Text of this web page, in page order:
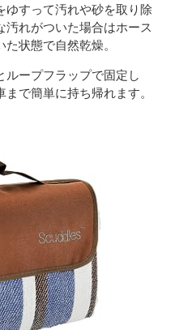
ゆすって汚れや砂を取り除
れがついた場合はホース
状態で自然乾燥。
ループフラップで固定し
で簡単に持ち帰れます。